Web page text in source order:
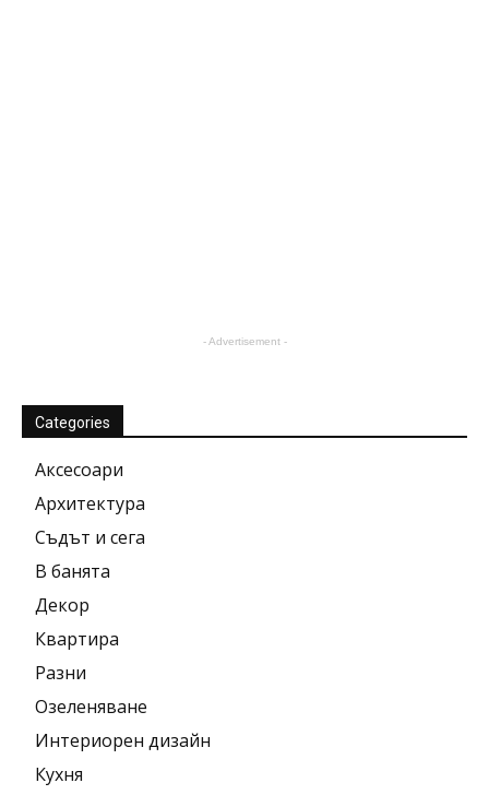
- Advertisement -
Categories
Аксесоари
Архитектура
Съдът и сега
В банята
Декор
Квартира
Разни
Озеленяване
Интериорен дизайн
Кухня